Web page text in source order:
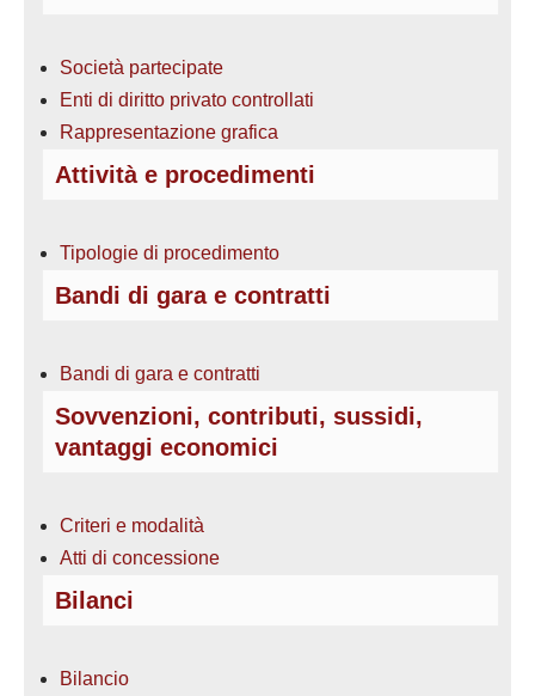
Società partecipate
Enti di diritto privato controllati
Rappresentazione grafica
Attività e procedimenti
Tipologie di procedimento
Bandi di gara e contratti
Bandi di gara e contratti
Sovvenzioni, contributi, sussidi,
vantaggi economici
Criteri e modalità
Atti di concessione
Bilanci
Bilancio